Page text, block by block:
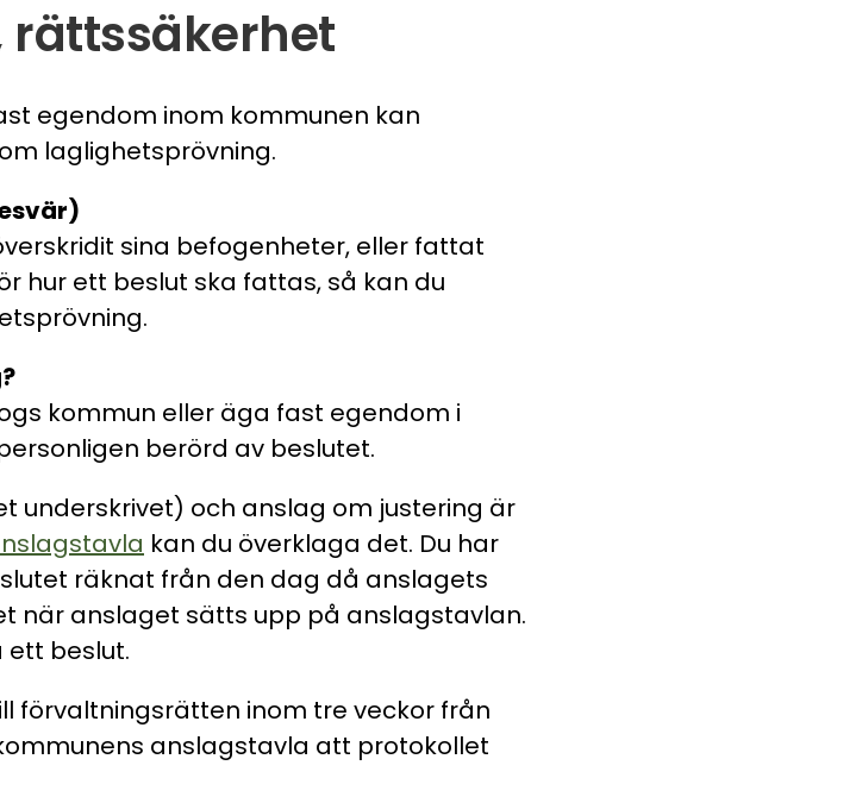
rättssäkerhet
egendom inom kommunen kan
laglighetsprövning.
sina befogenheter, eller fattat
hur ett beslut ska fattas, så kan du
kommun eller äga fast egendom i
berörd av beslutet.
underskrivet) och anslag om justering är
kan du överklaga det. Du har
räknat från den dag då anslagets
när anslaget sätts upp på anslagstavlan.
ett beslut.
förvaltningsrätten inom tre veckor från
anslagstavla att protokollet